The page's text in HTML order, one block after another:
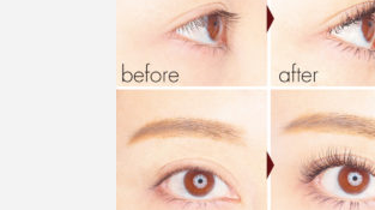
カウンセリング
カカイオイル ガジェット キ
クルエルティフリー クレンジング
クローズアップ ケーススタディ